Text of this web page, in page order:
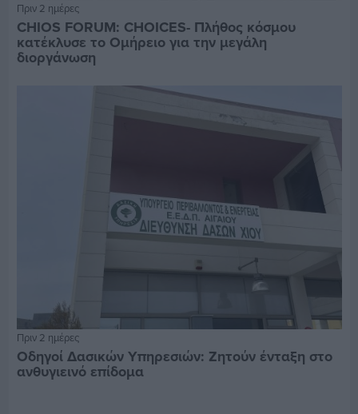
Πριν 2 ημέρες
CHIOS FORUM: CHOICES- Πλήθος κόσμου
κατέκλυσε το Ομήρειο για την μεγάλη
διοργάνωση
Πριν 2 ημέρες
Οδηγοί Δασικών Υπηρεσιών: Ζητούν ένταξη στο
ανθυγιεινό επίδομα